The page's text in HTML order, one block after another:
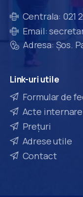
Centrala: 021
Email:
Adresa: Șos.
Link-uriutile
Formular de
Acte internare
Prețuri
Adrese utile
Contact